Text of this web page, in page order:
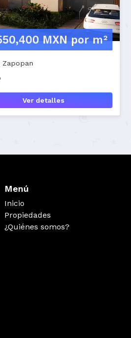
Residencial Victoria, Zapopan
$38,704 MXN
Ver detalles
Menú
Inicio
Propiedades
¿Quiénes somos?